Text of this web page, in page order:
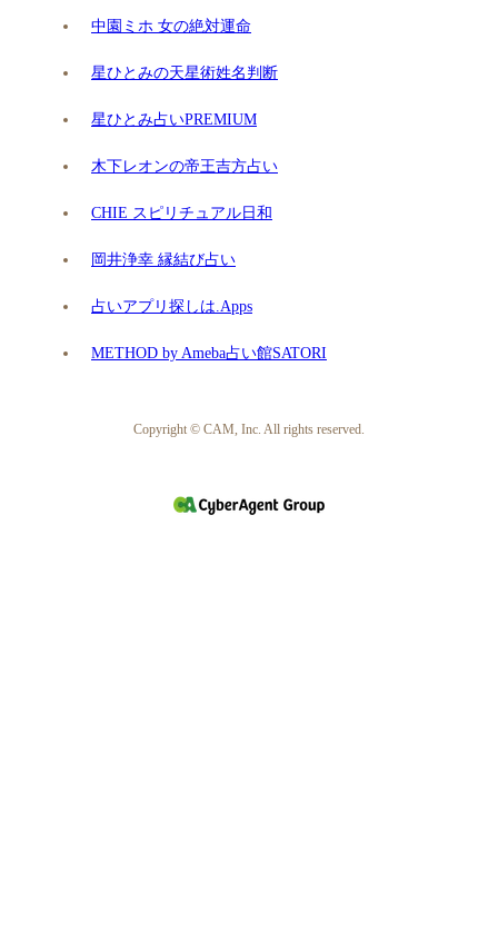
中園ミホ 女の絶対運命
星ひとみの天星術姓名判断
星ひとみ占いPREMIUM
木下レオンの帝王吉方占い
CHIE スピリチュアル日和
岡井浄幸 縁結び占い
占いアプリ探しは.Apps
METHOD by Ameba占い館SATORI
Copyright © CAM, Inc. All rights reserved.